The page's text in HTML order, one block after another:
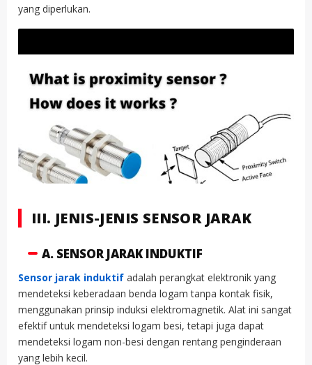
yang diperlukan.
III. JENIS-JENIS SENSOR JARAK
A. SENSOR JARAK INDUKTIF
Sensor jarak induktif adalah perangkat elektronik yang
mendeteksi keberadaan benda logam tanpa kontak fisik,
menggunakan prinsip induksi elektromagnetik. Alat ini sangat
efektif untuk mendeteksi logam besi, tetapi juga dapat
mendeteksi logam non-besi dengan rentang penginderaan
yang lebih kecil.